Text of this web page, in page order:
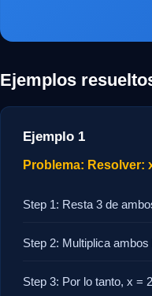
Ejemplos
Ejemplo 1
Problema: Resolver:
Step 1: Resta 3 de
Step 2: Multiplica
Step 3: Por lo tanto, x =